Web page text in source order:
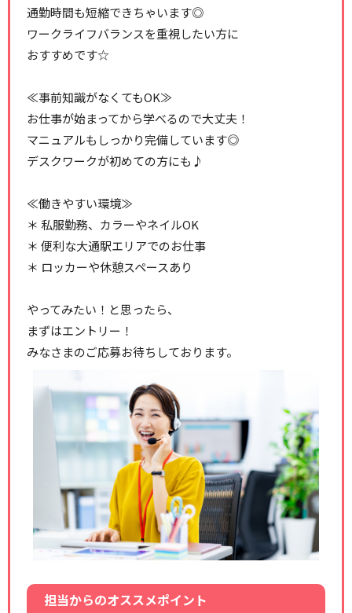
通勤時間も短縮できちゃいます◎
ワークライフバランスを重視したい方に
おすすめです☆
≪事前知識がなくてもOK≫
お仕事が始まってから学べるので大丈夫！
マニュアルもしっかり完備しています◎
デスクワークが初めての方にも♪
≪働きやすい環境≫
＊ 私服勤務、カラーやネイルOK
＊ 便利な大通駅エリアでのお仕事
＊ ロッカーや休憩スペースあり
やってみたい！と思ったら、
まずはエントリー！
みなさまのご応募お待ちしております。
担当からのオススメポイント